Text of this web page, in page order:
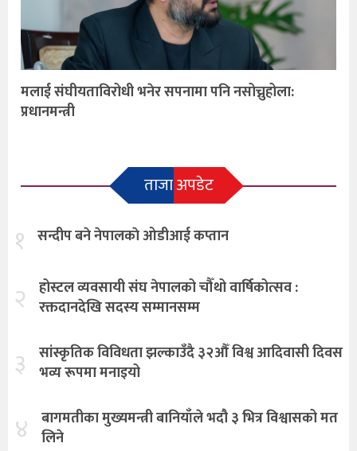
मलाई संघीयताविरोधी भनेर सपनामा पनि नसोच्नुहोला:
प्रधानमन्त्री
ताजा अपडेट
१ सन्दीप बने नेपालकाे ओडीआई कप्तान
२ होस्टल व्यवसायी संघ नेपालको चौँथो वार्षिकोत्सव :
रक्तदानदेखि सदस्य सम्मानसम्म
३ सांस्कृतिक विविधता झल्काउँदै ३२औँ विश्व आदिवासी दिवस
भव्य रूपमा मनाइयो
४ बागमतीका मुख्यमन्त्री बानियाँले भदौ ३ भित्र विश्वासको मत
लिने